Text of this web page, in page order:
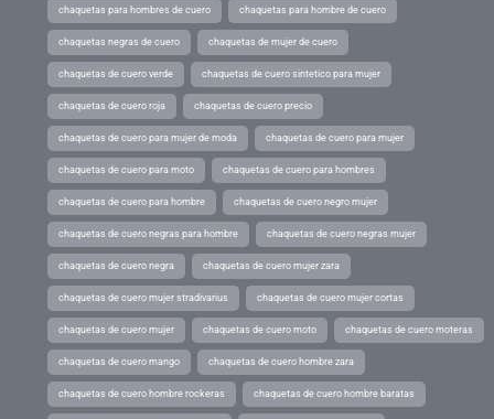
chaquetas para hombres de cuero chaquetas para hombre de cuero
chaquetas negras de cuero chaquetas de mujer de cuero
chaquetas de cuero verde chaquetas de cuero sintetico para mujer
chaquetas de cuero roja chaquetas de cuero precio
chaquetas de cuero para mujer de moda chaquetas de cuero para mujer
chaquetas de cuero para moto chaquetas de cuero para hombres
chaquetas de cuero para hombre chaquetas de cuero negro mujer
chaquetas de cuero negras para hombre chaquetas de cuero negras mujer
chaquetas de cuero negra chaquetas de cuero mujer zara
chaquetas de cuero mujer stradivarius chaquetas de cuero mujer cortas
chaquetas de cuero mujer chaquetas de cuero moto chaquetas de cuero moteras
chaquetas de cuero mango chaquetas de cuero hombre zara
chaquetas de cuero hombre rockeras chaquetas de cuero hombre baratas